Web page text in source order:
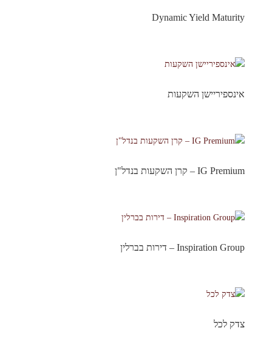
Dynamic Yield Maturity
אינספיריישן השקעות
IG Premium – קרן השקעות בנדל"ן
Inspiration Group – דירות בברלין
צדק לכל